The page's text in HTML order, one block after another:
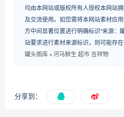
均由本网站或版权所有人授权本网站
及交流使用。如您需将本网站素材应
方中间显著位置进行明确标识“来源：
站要求进行素材来源标识，则可能存在
罐头图库 » 河马鲜生 超市 吉祥物
分享到：